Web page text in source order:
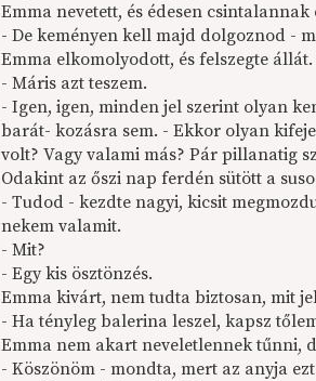
Emma nevetett, és édesen csintalannak
- De keményen kell majd dolgoznod -
Emma elkomolyodott, és felszegte állát.
- Máris azt teszem.
- Igen, igen, minden jel szerint olyan
barát- kozásra sem. - Ekkor olyan
volt? Vagy valami más? Pár pillanatig
Odakint az őszi nap ferdén sütött a
- Tudod - kezdte nagyi, kicsit
nekem valamit.
- Mit?
- Egy kis ösztönzés.
Emma kivárt, nem tudta biztosan, mit
- Ha tényleg balerina leszel, kapsz
Emma nem akart neveletlennek tűnni,
- Köszönöm - mondta, mert az anyja